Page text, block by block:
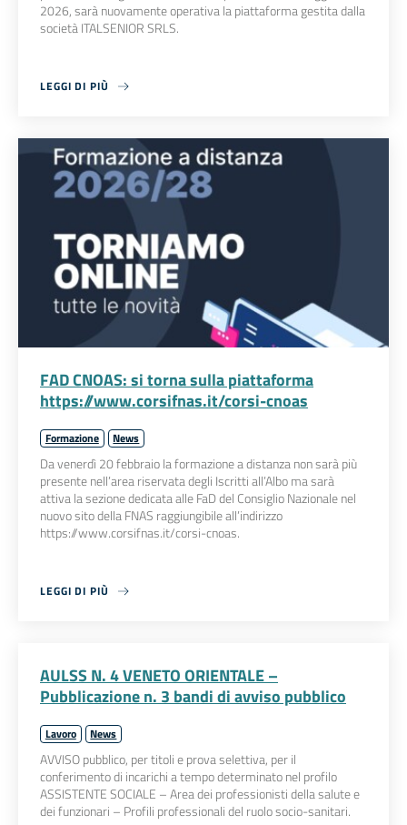
2026, sarà nuovamente operativa la piattaforma gestita dalla
società ITALSENIOR SRLS.
LEGGI DI PIÙ
FAD CNOAS: si torna sulla piattaforma
https://www.corsifnas.it/corsi-cnoas
Formazione News
Da venerdì 20 febbraio la formazione a distanza non sarà più
presente nell’area riservata degli Iscritti all’Albo ma sarà
attiva la sezione dedicata alle FaD del Consiglio Nazionale nel
nuovo sito della FNAS raggiungibile all’indirizzo
https://www.corsifnas.it/corsi-cnoas.
LEGGI DI PIÙ
AULSS N. 4 VENETO ORIENTALE –
Pubblicazione n. 3 bandi di avviso pubblico
Lavoro News
AVVISO pubblico, per titoli e prova selettiva, per il
conferimento di incarichi a tempo determinato nel profilo
ASSISTENTE SOCIALE – Area dei professionisti della salute e
dei funzionari – Profili professionali del ruolo socio-sanitari.